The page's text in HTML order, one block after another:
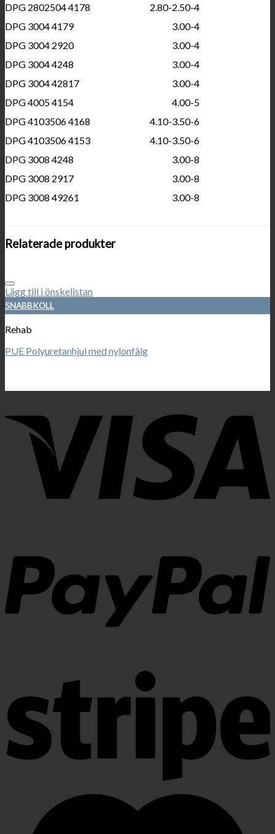
DPG 2802504 4178
2.80-2.50-4
DPG 3004 4179
3.00-4
DPG 3004 2920
3.00-4
DPG 3004 4248
3.00-4
DPG 3004 42817
3.00-4
DPG 4005 4154
4.00-5
DPG 4103506 4168
4.10-3.50-6
DPG 4103506 4153
4.10-3.50-6
DPG 3008 4248
3.00-8
DPG 3008 2917
3.00-8
DPG 3008 49261
3.00-8
Relaterade produkter
Lägg till i önskelistan
SNABBKOLL
Rehab
PUE Polyuretanhjul med nylonfälg